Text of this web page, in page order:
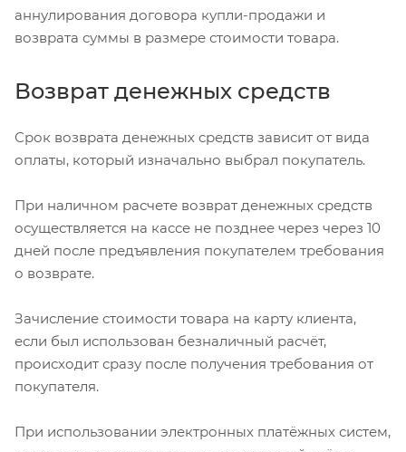
аннулирования договора купли-продажи и
возврата суммы в размере стоимости товара.
Возврат денежных средств
Срок возврата денежных средств зависит от вида
оплаты, который изначально выбрал покупатель.
При наличном расчете возврат денежных средств
осуществляется на кассе не позднее через через 10
дней после предъявления покупателем требования
о возврате.
Зачисление стоимости товара на карту клиента,
если был использован безналичный расчёт,
происходит сразу после получения требования от
покупателя.
При использовании электронных платёжных систем,